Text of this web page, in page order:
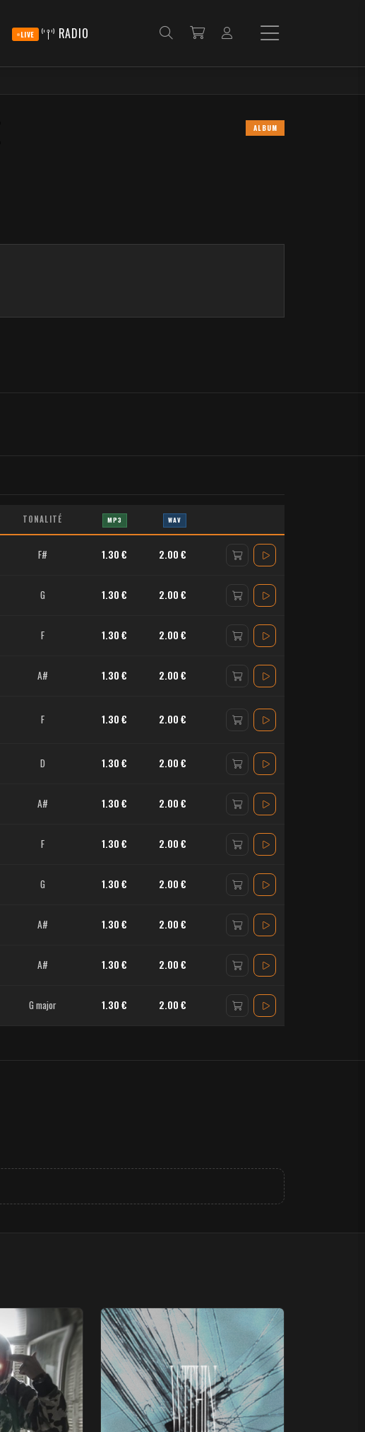
LIVE RADIO
ALBUM
TONALITÉ MP3 WAV
F# 1.30 € 2.00 €
G 1.30 € 2.00 €
F 1.30 € 2.00 €
A# 1.30 € 2.00 €
F 1.30 € 2.00 €
D 1.30 € 2.00 €
A# 1.30 € 2.00 €
F 1.30 € 2.00 €
G 1.30 € 2.00 €
A# 1.30 € 2.00 €
A# 1.30 € 2.00 €
G major 1.30 € 2.00 €